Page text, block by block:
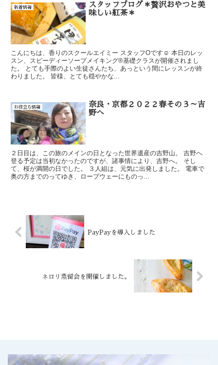
新着情報
スタッフブログ＊贅沢おやつと美
味しい紅茶＊
こんにちは、香りのスクールエイミー スタッフOです☺ 本日のレッ
スン、スピーディーソープメイキング®基礎クラスが開催されまし
た。 とても手際のよい生徒さんたち、あっという間にレッスンが終
わりました。 皆様、とても穏やかな...
お役立ち情報
奈良・京都２０２２春その３～吉
野へ
２日目は、この旅のメインの日となった世界遺産の吉野山。 吉野へ
登る予定は当初なかったのですが、諸事情により、吉野へ。 そし
て、桜が満開の日でした。 ３人組は、元気に出発しました。 電車で
奥の方までのってゆき、ロープウェーにものっ...
PayPayを導入しました
ネロリ蒸留会を開催しました。